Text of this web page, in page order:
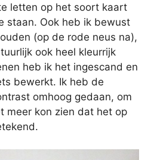
letten op het soort kaart
staan. Ook heb ik bewust
(op de rode neus na),
ook heel kleurrijk
heb ik het ingescand en
bewerkt. Ik heb de
omhoog gedaan, om
meer kon zien dat het op